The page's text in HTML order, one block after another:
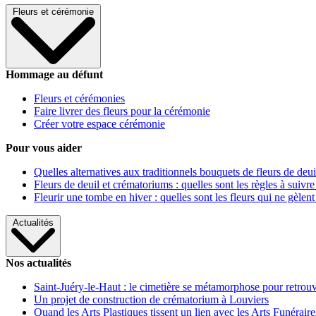
Fleurs et cérémonie
Hommage au défunt
Fleurs et cérémonies
Faire livrer des fleurs pour la cérémonie
Créer votre espace cérémonie
Pour vous aider
Quelles alternatives aux traditionnels bouquets de fleurs de
Fleurs de deuil et crématoriums : quelles sont les règles à
Fleurir une tombe en hiver : quelles sont les fleurs qui ne gèlent
Actualités
Nos actualités
Saint-Juéry-le-Haut : le cimetière se métamorphose pour
Un projet de construction de crématorium à Louviers
Quand les Arts Plastiques tissent un lien avec les Arts